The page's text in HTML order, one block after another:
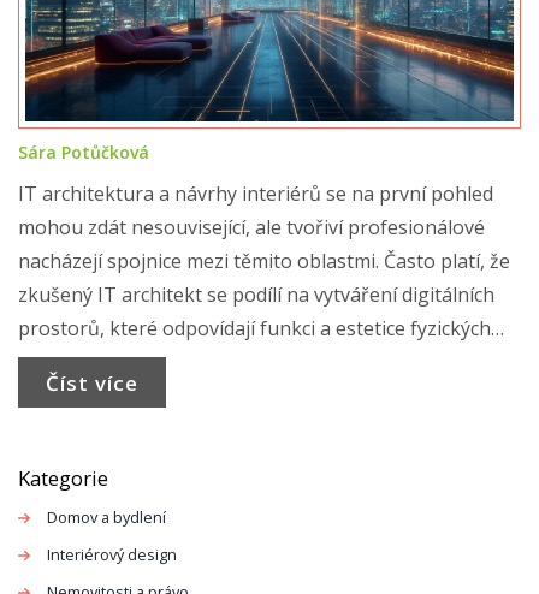
Sára Potůčková
IT architektura a návrhy interiérů se na první pohled
mohou zdát nesouvisející, ale tvořiví profesionálové
nacházejí spojnice mezi těmito oblastmi. Často platí, že
zkušený IT architekt se podílí na vytváření digitálních
prostorů, které odpovídají funkci a estetice fyzických
interiérů. Tento článek prozkoumá, kolik může IT
architekt vydělat, jaké dovednosti jsou potřeba a jak se
Číst více
Kategorie
Domov a bydlení
Interiérový design